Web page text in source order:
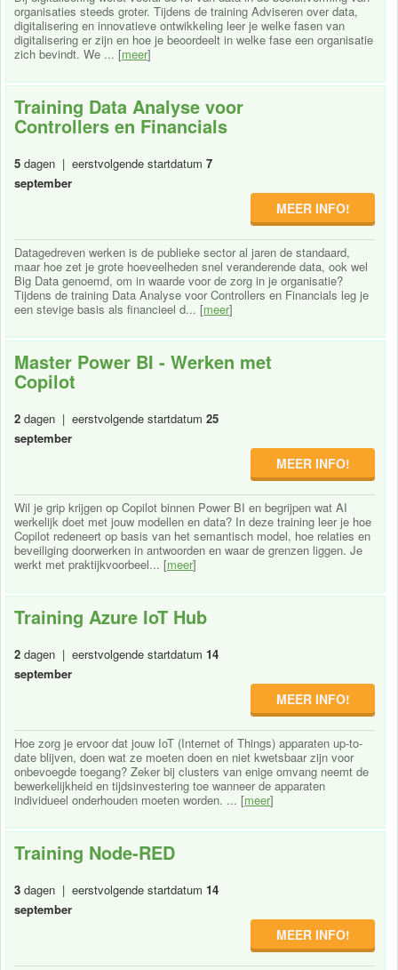
organisaties steeds groter. Tijdens de training Adviseren over data,
digitalisering en innovatieve ontwikkeling leer je welke fasen van
digitalisering er zijn en hoe je beoordeelt in welke fase een organisatie
zich bevindt. We ... [meer]
Training Data Analyse voor
Controllers en Financials
5 dagen | eerstvolgende startdatum 7
september
MEER INFO!
Datagedreven werken is de publieke sector al jaren de standaard,
maar hoe zet je grote hoeveelheden snel veranderende data, ook wel
Big Data genoemd, om in waarde voor de zorg in je organisatie?
Tijdens de training Data Analyse voor Controllers en Financials leg je
een stevige basis als financieel d... [meer]
Master Power BI - Werken met
Copilot
2 dagen | eerstvolgende startdatum 25
september
MEER INFO!
Wil je grip krijgen op Copilot binnen Power BI en begrijpen wat AI
werkelijk doet met jouw modellen en data? In deze training leer je hoe
Copilot redeneert op basis van het semantisch model, hoe relaties en
beveiliging doorwerken in antwoorden en waar de grenzen liggen. Je
werkt met praktijkvoorbeel... [meer]
Training Azure IoT Hub
2 dagen | eerstvolgende startdatum 14
september
MEER INFO!
Hoe zorg je ervoor dat jouw IoT (Internet of Things) apparaten up-to-
date blijven, doen wat ze moeten doen en niet kwetsbaar zijn voor
onbevoegde toegang? Zeker bij clusters van enige omvang neemt de
bewerkelijkheid en tijdsinvestering toe wanneer de apparaten
individueel onderhouden moeten worden. ... [meer]
Training Node-RED
3 dagen | eerstvolgende startdatum 14
september
MEER INFO!